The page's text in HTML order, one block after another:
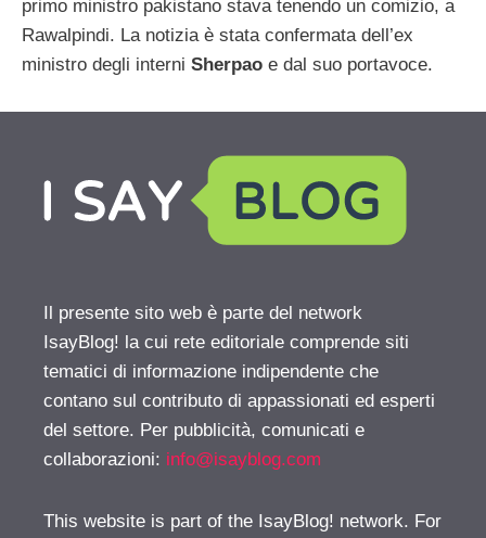
primo ministro pakistano stava tenendo un comizio, a
Rawalpindi. La notizia è stata confermata dell’ex
ministro degli interni Sherpao e dal suo portavoce.
Il presente sito web è parte del network
IsayBlog! la cui rete editoriale comprende siti
tematici di informazione indipendente che
contano sul contributo di appassionati ed esperti
del settore. Per pubblicità, comunicati e
collaborazioni: info@isayblog.com
This website is part of the IsayBlog! network. For